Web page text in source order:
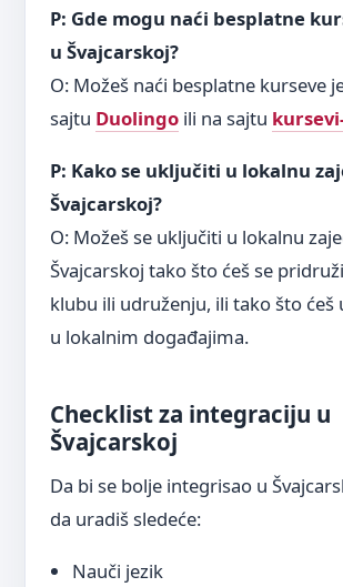
P: Gde mogu naći besplatne
u Švajcarskoj?
O: Možeš naći besplatne kurseve
sajtu Duolingo ili na sajtu
P: Kako se uključiti u lokalnu
Švajcarskoj?
O: Možeš se uključiti u lokalnu
Švajcarskoj tako što ćeš se
klubu ili udruženju, ili tako što ćeš
u lokalnim događajima.
Checklist za integraciju u
Švajcarskoj
Da bi se bolje integrisao u
da uradiš sledeće:
Nauči jezik